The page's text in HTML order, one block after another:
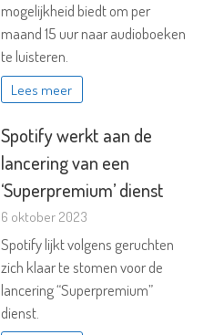
mogelijkheid biedt om per
maand 15 uur naar audioboeken
te luisteren.
Lees meer
Spotify werkt aan de
lancering van een
‘Superpremium’ dienst
6 oktober 2023
Spotify lijkt volgens geruchten
zich klaar te stomen voor de
lancering “Superpremium”
dienst.